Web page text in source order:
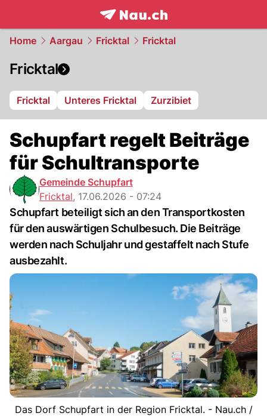
frontpage.NAU.ch
Home Aargau Fricktal Fricktal
Fricktal
Fricktal Unteres Fricktal Zurzibiet
Schupfart regelt Beiträge
für Schultransporte
Gemeinde Schupfart
Fricktal, 17.06.2026 - 07:24
Schupfart beteiligt sich an den Transportkosten
für den auswärtigen Schulbesuch. Die Beiträge
werden nach Schuljahr und gestaffelt nach Stufe
ausbezahlt.
Das Dorf Schupfart in der Region Fricktal. - Nau.ch /